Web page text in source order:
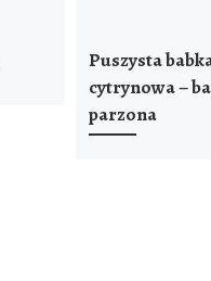
Puszysta
cytrynowa –
parzona